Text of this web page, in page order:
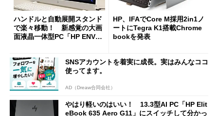
ハンドルと自動展開スタンド
で楽々移動！ 新感覚の大画
面液晶一体型PC「HP ENVY
HP、IFAでCore M採用2in1ノ
ートにTegra K1搭載Chrome
bookを発表
SNSアカウントを着実に成長。実はみんなココ
使ってます。
AD（Dreaw合同会社）
やはり軽いのはいい！ 13.3型AI PC「HP Elit
eBook 635 Aero G11」にスイッチして分かっ